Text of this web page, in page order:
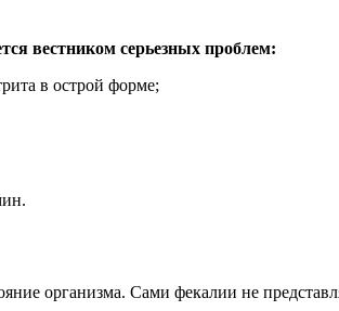
вестником серьезных проблем:
в острой форме;
организма. Сами фекалии не